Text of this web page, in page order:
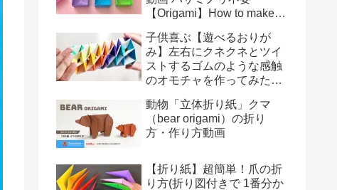
【Origami】How to make
子供喜ぶ【遊べるおりが
み】左右にクネクネとツイ
ストするゴムのような感触
のオモチャを作ってみた！
動物「立体折り紙」クマ
（bear origami）の折り
方・作り方動画
【折り紙】超簡単！爪の折
り方(折り図付きで 1番分か